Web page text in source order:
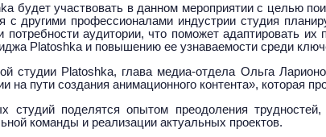
будет участвовать в данном мероприятии с целью
с другими профессионалами индустрии студия
потребности аудитории, что поможет адаптировать
Platoshka и повышению ее узнаваемости среди
студии Platoshka, глава медиа-отдела Ольга
пути создания анимационного контента», которая
студий поделятся опытом преодоления
команды и реализации актуальных проектов.